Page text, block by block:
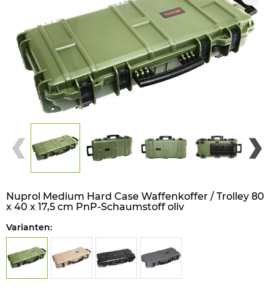
Nuprol Medium Hard Case Waffenkoffer / Trolley 80
x 40 x 17,5 cm PnP-Schaumstoff oliv
Varianten: